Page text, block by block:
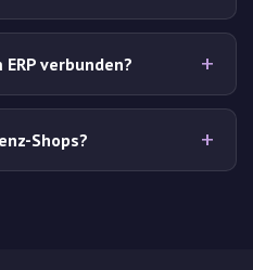
verbunden?
Shops?